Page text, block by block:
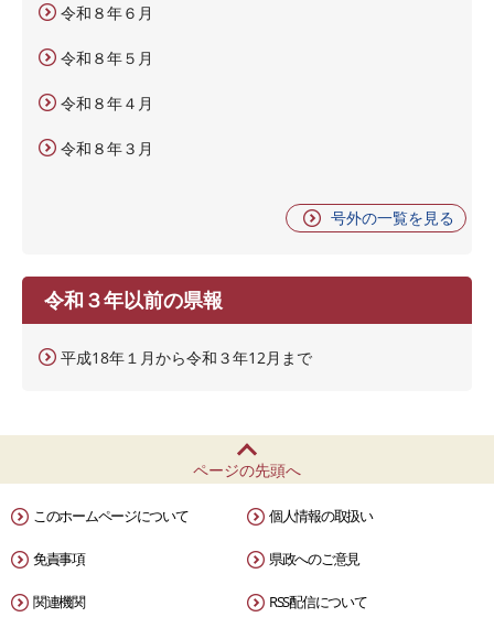
令和８年６月
令和８年５月
令和８年４月
令和８年３月
号外の一覧を見る
令和３年以前の県報
平成18年１月から令和３年12月まで
ページの先頭へ
このホームページについて 個人情報の取扱い
免責事項 県政へのご意見
関連機関 RSS配信について